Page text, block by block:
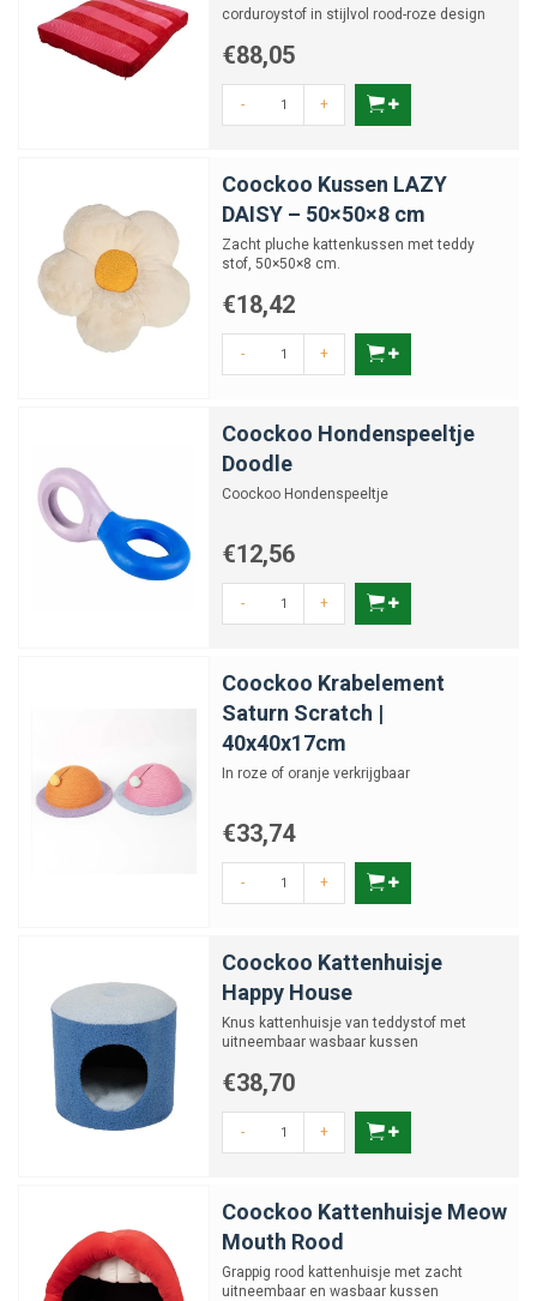
corduroystof in stijlvol rood-roze design
€88,05
- +
Coockoo Kussen LAZY
DAISY – 50×50×8 cm
Zacht pluche kattenkussen met teddy
stof, 50×50×8 cm.
€18,42
- +
Coockoo Hondenspeeltje
Doodle
Coockoo Hondenspeeltje
€12,56
- +
Coockoo Krabelement
Saturn Scratch |
40x40x17cm
In roze of oranje verkrijgbaar
€33,74
- +
Coockoo Kattenhuisje
Happy House
Knus kattenhuisje van teddystof met
uitneembaar wasbaar kussen
€38,70
- +
Coockoo Kattenhuisje Meow
Mouth Rood
Grappig rood kattenhuisje met zacht
uitneembaar en wasbaar kussen